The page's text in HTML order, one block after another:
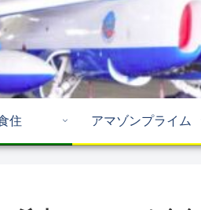
住 アマゾンプライム